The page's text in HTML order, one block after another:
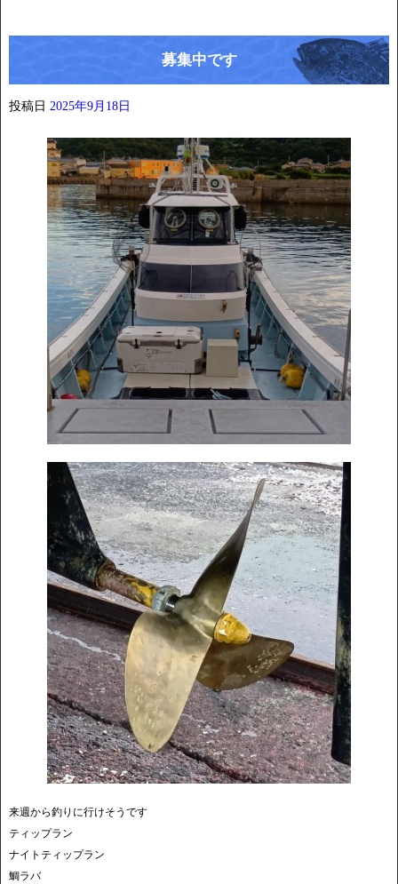
募集中です
投稿日 2025年9月18日
来週から釣りに行けそうです
ティップラン
ナイトティップラン
鯛ラバ